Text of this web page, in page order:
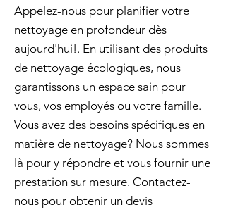
Appelez-nous pour planifier votre
nettoyage en profondeur dès
aujourd'hui!. En utilisant des produits
de nettoyage écologiques, nous
garantissons un espace sain pour
vous, vos employés ou votre famille.
Vous avez des besoins spécifiques en
matière de nettoyage? Nous sommes
là pour y répondre et vous fournir une
prestation sur mesure. Contactez-
nous pour obtenir un devis